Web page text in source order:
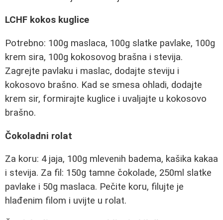
LCHF kokos kuglice
Potrebno: 100g maslaca, 100g slatke pavlake, 100g
krem sira, 100g kokosovog brašna i stevija.
Zagrejte pavlaku i maslac, dodajte steviju i
kokosovo brašno. Kad se smesa ohladi, dodajte
krem sir, formirajte kuglice i uvaljajte u kokosovo
brašno.
Čokoladni rolat
Za koru: 4 jaja, 100g mlevenih badema, kašika kakaa
i stevija. Za fil: 150g tamne čokolade, 250ml slatke
pavlake i 50g maslaca. Pečite koru, filujte je
hlađenim filom i uvijte u rolat.